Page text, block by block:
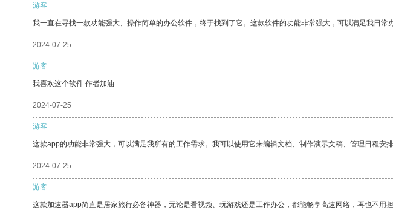
游客
我一直在寻找一款功能强大、操作简单的办公软件，终于找到了它。这款软件的功能非常强大，可以满足我日常
2024-07-25
游客
我喜欢这个软件 作者加油
2024-07-25
游客
这款app的功能非常强大，可以满足我所有的工作需求。我可以使用它来编辑文档、制作演示文稿、管理日程安排
2024-07-25
游客
这款加速器app简直是居家旅行必备神器，无论是看视频、玩游戏还是工作办公，都能畅享高速网络，再也不